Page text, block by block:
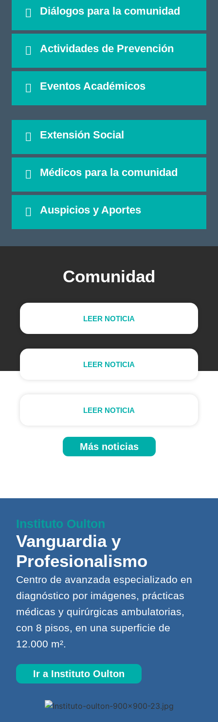
Diálogos para la comunidad
Actividades de Prevención
Eventos Académicos
Extensión Social
Médicos para la comunidad
Auspicios y Aportes
Comunidad
LEER NOTICIA
LEER NOTICIA
LEER NOTICIA
Más noticias
Instituto Oulton
Vanguardia y
Profesionalismo
Centro de avanzada especializado en
diagnóstico por imágenes, prácticas
médicas y quirúrgicas ambulatorias,
con 8 pisos, en una superficie de
12.000 m².
Ir a Instituto Oulton